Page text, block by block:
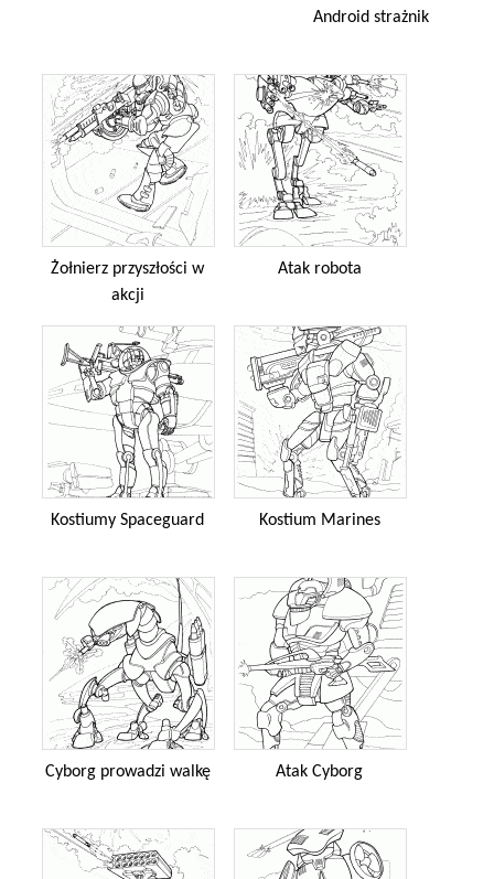
Android strażnik
Żołnierz przyszłości w
akcji
Atak robota
Kostiumy Spaceguard Kostium Marines
Cyborg prowadzi walkę Atak Cyborg